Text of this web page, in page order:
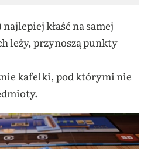
kłaść na samej
leży, przynoszą punkty
kafelki, pod którymi nie